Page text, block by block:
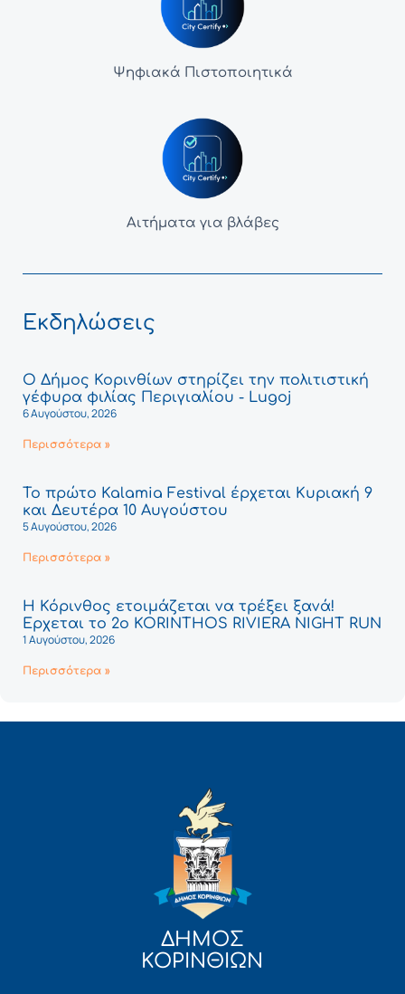
Ψηφιακά Πιστοποιητικά
Αιτήματα για βλάβες
Εκδηλώσεις
Ο Δήμος Κορινθίων στηρίζει την πολιτιστική
γέφυρα φιλίας Περιγιαλίου - Lugoj
6 Αυγούστου, 2026
Περισσότερα »
Το πρώτο Kalamia Festival έρχεται Κυριακή 9
και Δευτέρα 10 Αυγούστου
5 Αυγούστου, 2026
Περισσότερα »
Η Κόρινθος ετοιμάζεται να τρέξει ξανά!
Έρχεται το 2ο KORINTHOS RIVIERA NIGHT RUN
1 Αυγούστου, 2026
Περισσότερα »
ΔΗΜΟΣ
ΚΟΡΙΝΘΙΩΝ